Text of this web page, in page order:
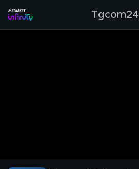
Tgcom24